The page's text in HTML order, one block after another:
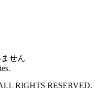
せん
RIGHTS RESERVED.